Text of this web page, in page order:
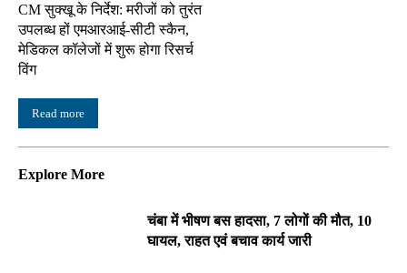
CM सुक्खू के निर्देश: मरीजों को तुरंत
उपलब्ध हों एमआरआई-सीटी स्कैन,
मेडिकल कॉलेजों में शुरू होगा रिसर्च
विंग
Read more
Explore More
चंबा में भीषण बस हादसा, 7 लोगों की मौत, 10
घायल, राहत एवं बचाव कार्य जारी